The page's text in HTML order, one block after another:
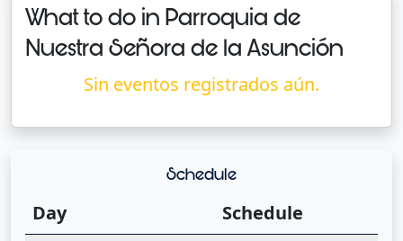
What to do in Parroquia de
Nuestra Señora de la Asunción
Sin eventos registrados aún.
Schedule
Day
Schedule